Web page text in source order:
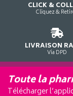
CLICK &
Cliquez &
LIVRAISON
Via DPD
Toute la
Télécharger